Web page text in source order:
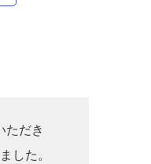
ただき
した。